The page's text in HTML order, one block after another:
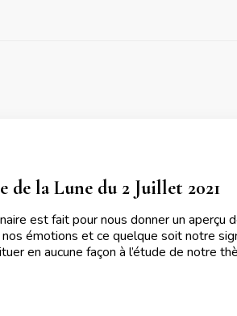
de la Lune du 2 Juillet 2021
est fait pour nous donner un
émotions et ce quelque soit notre
en aucune façon à l’étude de notre